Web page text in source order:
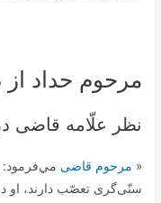
مرحوم حداد از
نظر علّامه قاضی
« مرحوم قاضى مي‌فرمود:
سنّى‌گرى تعصّب دارند، او